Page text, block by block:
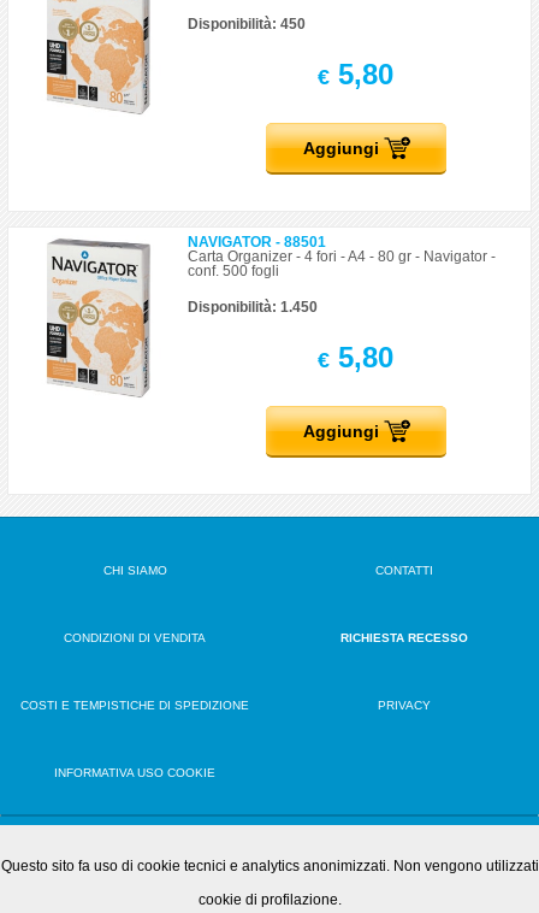
Disponibilità: 450
€ 5,80
Aggiungi
NAVIGATOR - 88501
Carta Organizer - 4 fori - A4 - 80 gr - Navigator -
conf. 500 fogli
Disponibilità: 1.450
€ 5,80
Aggiungi
CHI SIAMO CONTATTI
CONDIZIONI DI VENDITA RICHIESTA RECESSO
COSTI E TEMPISTICHE DI SPEDIZIONE PRIVACY
INFORMATIVA USO COOKIE
OFFICE PLAY S.R.L.S. • Via Poppea Sabina, 96 00131 Roma (RM) • Tel. 0651846666
Questo sito fa uso di cookie tecnici e analytics anonimizzati. Non vengono utilizzati
cookie di profilazione.